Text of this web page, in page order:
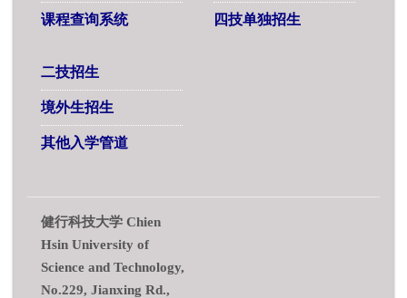
课程查询系统 四技单独招生
二技招生
境外生招生
其他入学管道
健行科技大学 Chien
Hsin University of
Science and Technology,
No.229, Jianxing Rd.,